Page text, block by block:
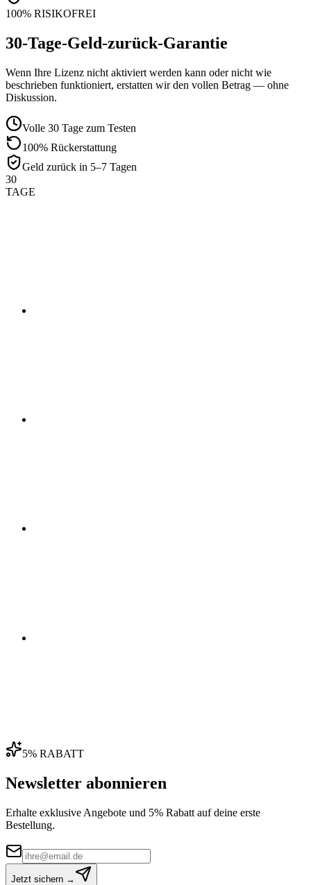
100% RISIKOFREI
30-Tage-Geld-zurück-Garantie
Wenn Ihre Lizenz nicht aktiviert werden kann oder nicht wie
beschrieben funktioniert, erstatten wir den vollen Betrag — ohne
Diskussion.
Volle 30 Tage zum Testen
100% Rückerstattung
Geld zurück in 5–7 Tagen
30
TAGE
5% RABATT
Newsletter abonnieren
Erhalte exklusive Angebote und 5% Rabatt auf deine erste
Bestellung.
Jetzt sichern →